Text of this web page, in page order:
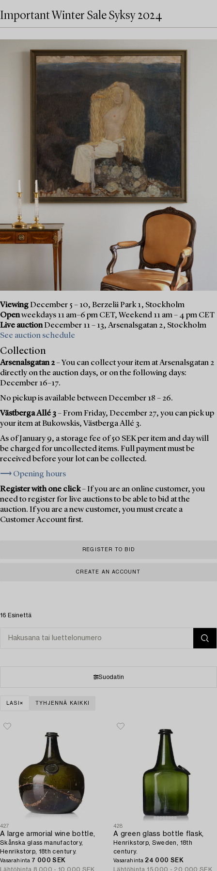
Important Winter Sale Syksy 2024
ViewingDecember 5 – 10, Berzelii Park 1, Stockholm
Openweekdays 11 am–6 pm CET, Weekend 11 am – 4 pm CET
Live auctionDecember 11 – 13, Arsenalsgatan 2, Stockholm
See auction schedule
Collection
Arsenalsgatan 2– You can collect your item at Arsenalsgatan 2
directly on the auction days, or on the following days:
December 16–17.
No pickup is available between December 18 – 26.
Västberga Allé 3– From Friday, December 27, you can pick up
your item at Bukowskis, Västberga Allé 3.
As of January 9, a storage fee of 50 SEK per item and day will
be charged for uncollected items. Full payment must be
received before your lot can be collected.
⟶ Opening hours
Register with one click– If you are an online customer, you
need to register for live auctions to be able to bid at the
auction. If you are a new customer, you must create a
Customer Account first.
REGISTER TO BID
CREATE AN ACCOUNT
16 Esinettä
Suodatin
LASI TYHJENNÄ KAIKKI
427
A large armorial wine bottle,
Skånska glass manufactory,
Henrikstorp, 18th century.
Vasarahinta 7 000 SEK
Lähtöhinta 8 000 - 10 000 SEK
428
A green glass bottle flask,
Henrikstorp, Sweden, 18th
century.
Vasarahinta 24 000 SEK
Lähtöhinta 15 000 - 20 000 SEK